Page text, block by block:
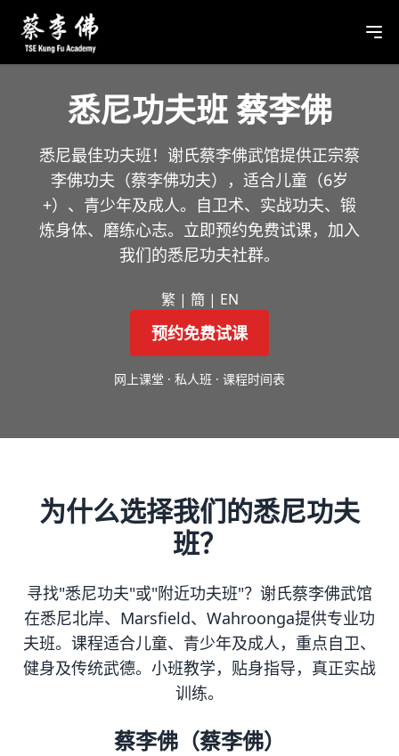
悉尼功夫班 蔡李佛
悉尼最佳功夫班！谢氏蔡李佛武馆提供正宗蔡
李佛功夫（蔡李佛功夫），适合儿童（6岁
+）、青少年及成人。自卫术、实战功夫、锻
炼身体、磨练心志。立即预约免费试课，加入
我们的悉尼功夫社群。
繁| 簡| EN
预约免费试课
网上课堂 · 私人班 · 课程时间表
为什么选择我们的悉尼功夫
班？
寻找"悉尼功夫"或"附近功夫班"？谢氏蔡李佛武馆
在悉尼北岸、Marsfield、Wahroonga提供专业功
夫班。课程适合儿童、青少年及成人，重点自卫、
健身及传统武德。小班教学，贴身指导，真正实战
训练。
蔡李佛（蔡李佛）